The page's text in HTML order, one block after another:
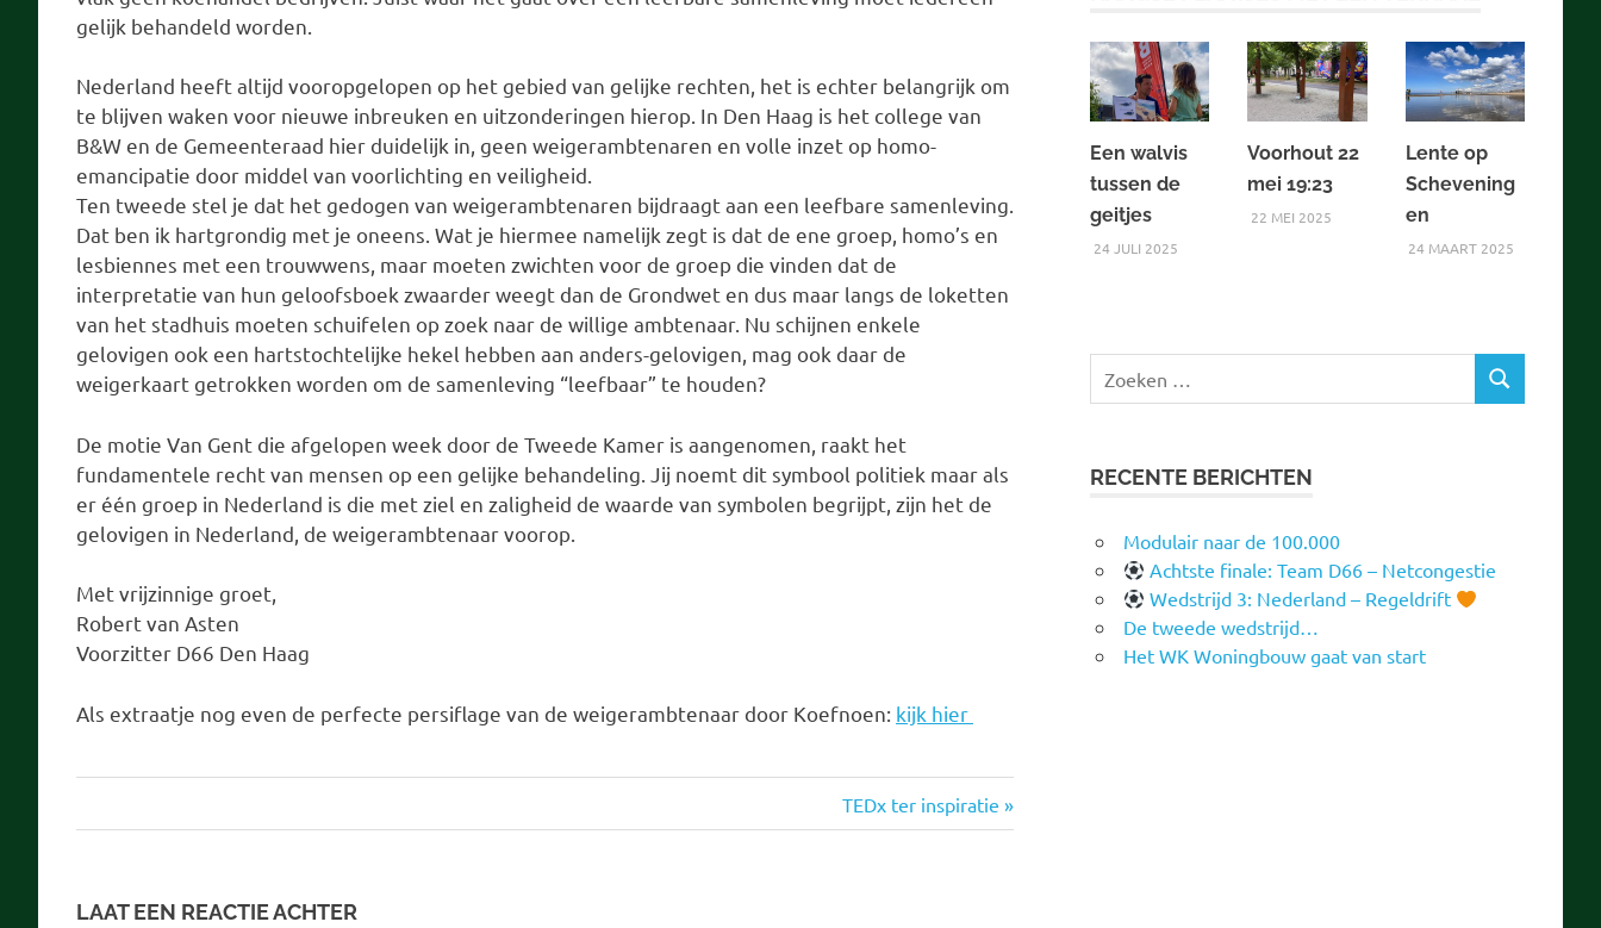
gelijk behandeld worden.
Nederland heeft altijd vooropgelopen op het gebied van gelijke rechten, het is echter belangrijk om
te blijven waken voor nieuwe inbreuken en uitzonderingen hierop. In Den Haag is het college van
B&W en de Gemeenteraad hier duidelijk in, geen weigerambtenaren en volle inzet op homo-
emancipatie door middel van voorlichting en veiligheid.
Ten tweede stel je dat het gedogen van weigerambtenaren bijdraagt aan een leefbare samenleving.
Dat ben ik hartgrondig met je oneens. Wat je hiermee namelijk zegt is dat de ene groep, homo’s en
lesbiennes met een trouwwens, maar moeten zwichten voor de groep die vinden dat de
interpretatie van hun geloofsboek zwaarder weegt dan de Grondwet en dus maar langs de loketten
van het stadhuis moeten schuifelen op zoek naar de willige ambtenaar. Nu schijnen enkele
gelovigen ook een hartstochtelijke hekel hebben aan anders-gelovigen, mag ook daar de
weigerkaart getrokken worden om de samenleving “leefbaar” te houden?
De motie Van Gent die afgelopen week door de Tweede Kamer is aangenomen, raakt het
fundamentele recht van mensen op een gelijke behandeling. Jij noemt dit symbool politiek maar als
er één groep in Nederland is die met ziel en zaligheid de waarde van symbolen begrijpt, zijn het de
gelovigen in Nederland, de weigerambtenaar voorop.
Met vrijzinnige groet,
Robert van Asten
Voorzitter D66 Den Haag
Als extraatje nog even de perfecte persiflage van de weigerambtenaar door Koefnoen: kijk hier
homohuwelijk
weigerambtenaar
Volgende
bericht:
TEDx ter inspiratie
LAAT EEN REACTIE ACHTER
Een walvis
tussen de
geitjes
24 JULI 2025
Voorhout 22
mei 19:23
22 MEI 2025
Lente op
Schevening
en
24 MAART 2025
naar:
ZOEKEN
RECENTE BERICHTEN
Modulair naar de 100.000
Achtste finale: Team D66 – Netcongestie
Wedstrijd 3: Nederland – Regeldrift
De tweede wedstrijd…
Het WK Woningbouw gaat van start